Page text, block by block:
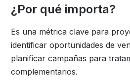
¿Por qué importa?
Es una métrica clave para
identificar oportunidades de
planificar campañas para
complementarios.